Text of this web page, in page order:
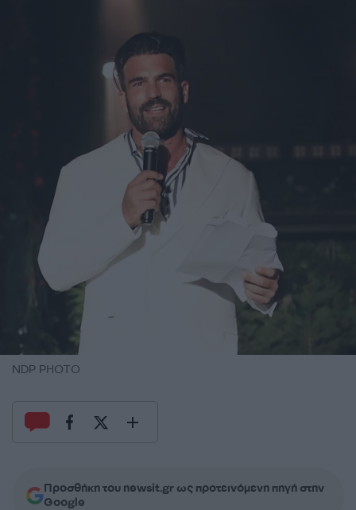
NDP PHOTO
Προσθήκη του newsit.gr ως προτεινόμενη πηγή στην
Google